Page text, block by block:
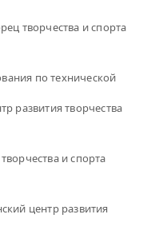
творчества и спорта
по технической
развития творчества
и спорта
центр развития